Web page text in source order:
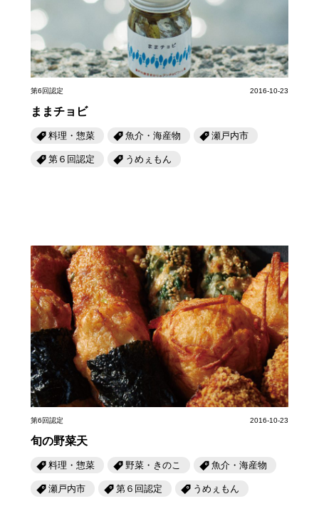
第6回認定 2016-10-23
ままチョビ
料理・惣菜 魚介・海産物 瀬戸内市
第６回認定 うめぇもん
第6回認定 2016-10-23
旬の野菜天
料理・惣菜 野菜・きのこ 魚介・海産物
瀬戸内市 第６回認定 うめぇもん